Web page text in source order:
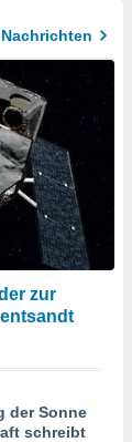
zur
der Sonne
schreibt